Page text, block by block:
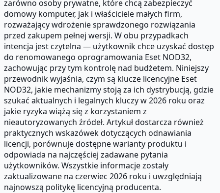
zarówno osoby prywatne, które chcą zabezpieczyć
domowy komputer, jak i właściciele małych firm,
rozważający wdrożenie sprawdzonego rozwiązania
przed zakupem pełnej wersji. W obu przypadkach
intencja jest czytelna — użytkownik chce uzyskać dostęp
do renomowanego oprogramowania Eset NOD32,
zachowując przy tym kontrolę nad budżetem. Niniejszy
przewodnik wyjaśnia, czym są klucze licencyjne Eset
NOD32, jakie mechanizmy stoją za ich dystrybucją, gdzie
szukać aktualnych i legalnych kluczy w 2026 roku oraz
jakie ryzyka wiążą się z korzystaniem z
nieautoryzowanych źródeł. Artykuł dostarcza również
praktycznych wskazówek dotyczących odnawiania
licencji, porównuje dostępne warianty produktu i
odpowiada na najczęściej zadawane pytania
użytkowników. Wszystkie informacje zostały
zaktualizowane na czerwiec 2026 roku i uwzględniają
najnowszą politykę licencyjną producenta.